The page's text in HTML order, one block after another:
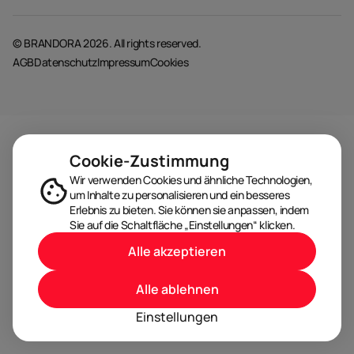
© BRANDORA 2026. All rights reserved.
AGBDatenschutzImpressumCookies
Cookie-Zustimmung
Wir verwenden Cookies und ähnliche Technologien,
um Inhalte zu personalisieren und ein besseres
Erlebnis zu bieten. Sie können sie anpassen, indem
Sie auf die Schaltfläche „Einstellungen“ klicken.
Einstellungen
Alle ablehnen
Alle akzeptieren